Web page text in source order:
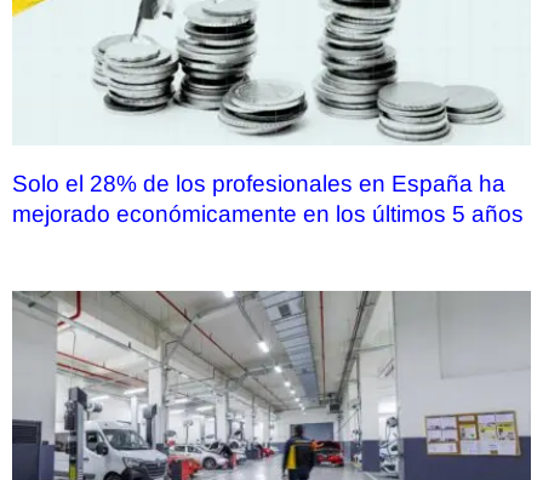
Solo el 28% de los profesionales en España ha
mejorado económicamente en los últimos 5 años